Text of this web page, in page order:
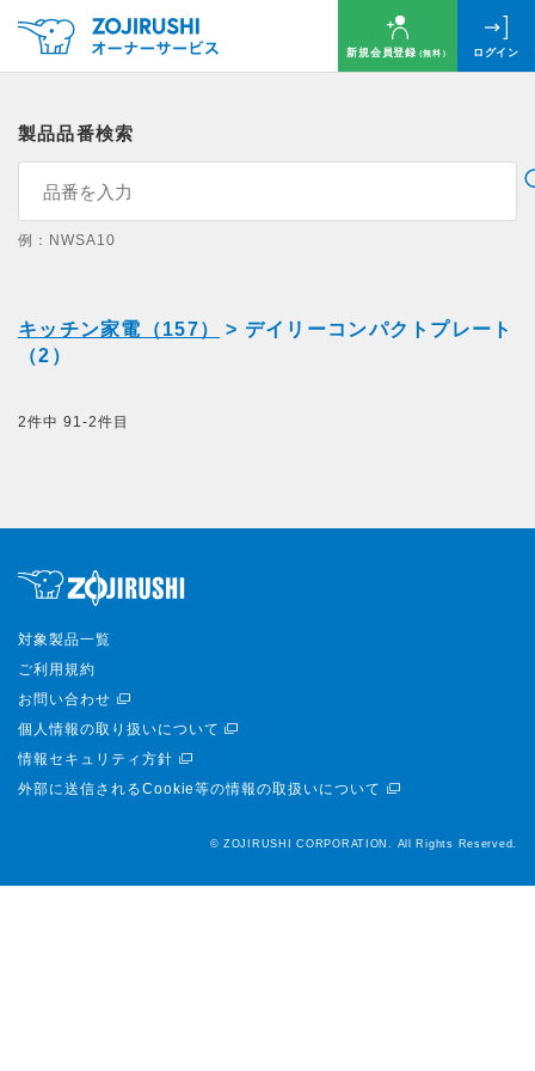
新規会員登録（無料） ログイン
製品品番検索
例：NWSA10
キッチン家電（157）
> デイリーコンパクトプレート
（2）
2件中 91-2件目
対象製品一覧
ご利用規約
お問い合わせ
個人情報の取り扱いについて
情報セキュリティ方針
外部に送信されるCookie等の情報の取扱いについて
© ZOJIRUSHI CORPORATION. All Rights Reserved.